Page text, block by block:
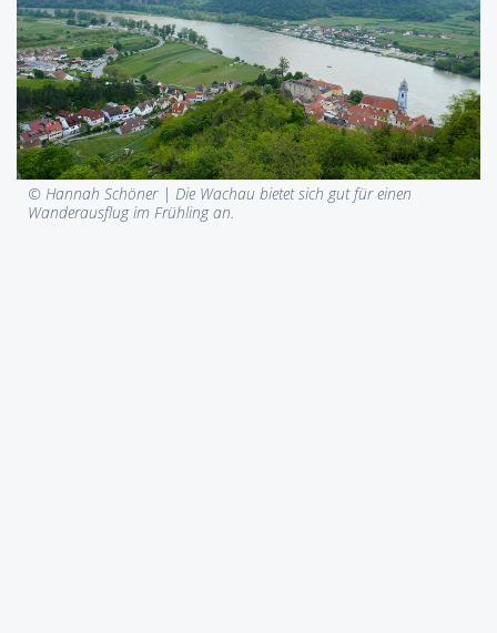
© Hannah Schöner | Die Wachau bietet sich gut für einen
Wanderausflug im Frühling an.